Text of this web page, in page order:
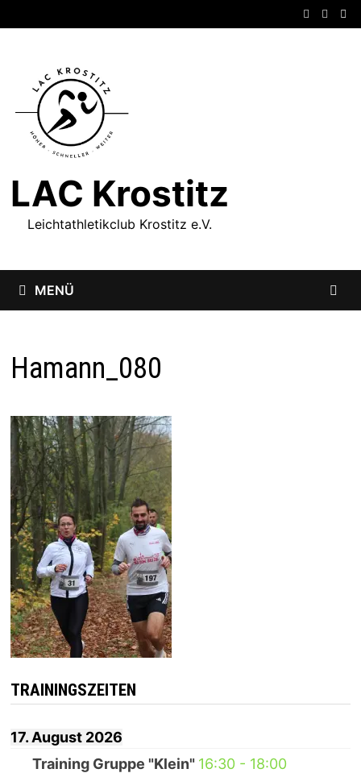
Inhalt
LAC Krostitz
Leichtathletikclub Krostitz e.V.
MENÜ
Hamann_080
TRAININGSZEITEN
17. August 2026
Training Gruppe "Klein" 16:30- 18:00